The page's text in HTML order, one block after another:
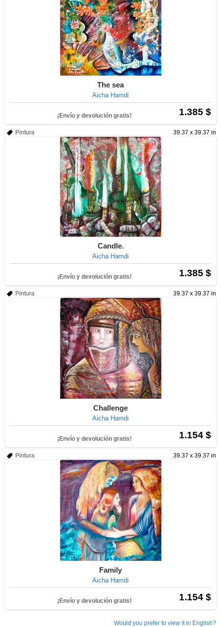
The sea
Aicha Hamdi
1.385 $
¡Envío y devolución gratis!
39.37 x 39.37 in
Pintura
Candle.
Aicha Hamdi
1.385 $
¡Envío y devolución gratis!
39.37 x 39.37 in
Pintura
Challenge
Aicha Hamdi
1.154 $
¡Envío y devolución gratis!
39.37 x 39.37 in
Pintura
Family
Aicha Hamdi
1.154 $
¡Envío y devolución gratis!
Would you prefer to view it in English?